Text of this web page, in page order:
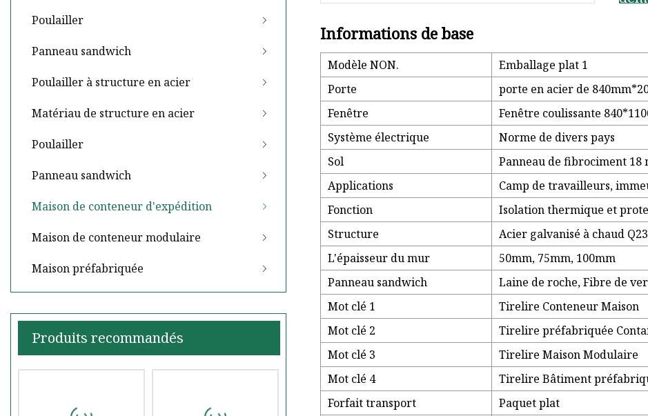
Poulailler
Panneau sandwich
Poulailler à structure en acier
Matériau de structure en acier
Poulailler
Panneau sandwich
Maison de conteneur d'expédition
Maison de conteneur modulaire
Maison préfabriquée
Produits recommandés
Informations de base
Modèle NON.
Emballage plat 1
Porte
porte en acier de
Fenêtre
Fenêtre coulissante
Système électrique
Norme de divers pays
Sol
Panneau de fibrociment 18
Applications
Camp de travailleurs,
Fonction
Isolation thermique et
Structure
Acier galvanisé à chaud
L'épaisseur du mur
50mm, 75mm, 100mm
Panneau sandwich
Laine de roche, Fibre de
Mot clé 1
Tirelire Conteneur Maison
Mot clé 2
Tirelire préfabriquée
Mot clé 3
Tirelire Maison Modulaire
Mot clé 4
Tirelire Bâtiment
Forfait transport
Paquet plat